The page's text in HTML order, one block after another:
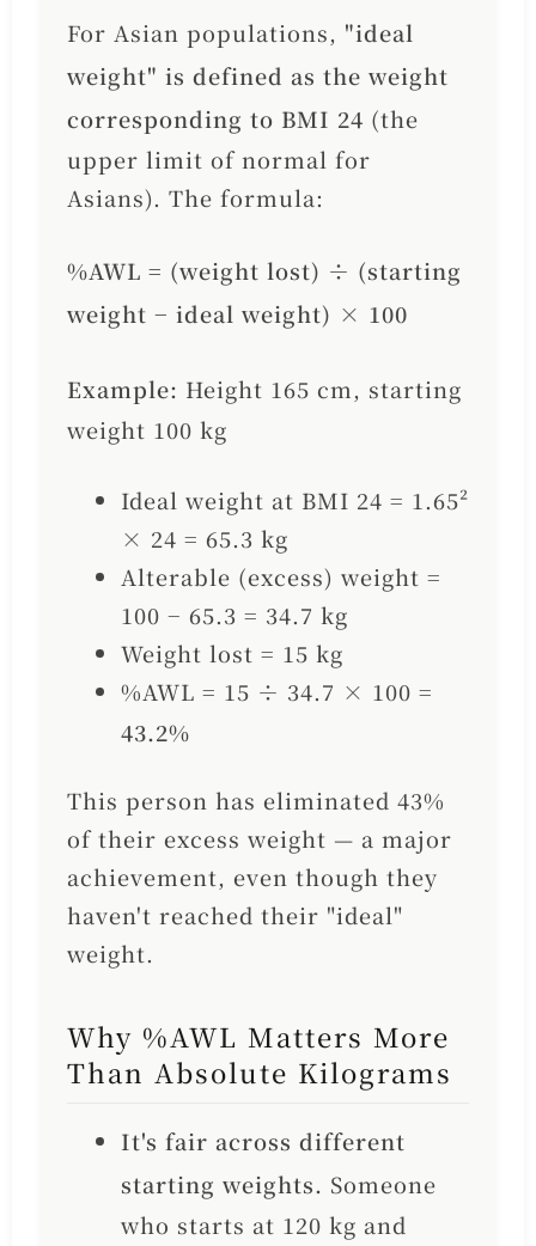
For Asian populations, "ideal
weight" is defined as the weight
corresponding to BMI 24 (the
upper limit of normal for
Asians). The formula:
%AWL = (weight lost) ÷ (starting
weight − ideal weight) × 100
Example: Height 165 cm, starting
weight 100 kg
Ideal weight at BMI 24 = 1.65²
× 24 = 65.3 kg
Alterable (excess) weight =
100 − 65.3 = 34.7 kg
Weight lost = 15 kg
%AWL = 15 ÷ 34.7 × 100 =
43.2%
This person has eliminated 43%
of their excess weight — a major
achievement, even though they
haven't reached their "ideal"
weight.
Why %AWL Matters More
Than Absolute Kilograms
It's fair across different
starting weights. Someone
who starts at 120 kg and